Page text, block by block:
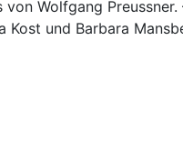
Wolfgang Preussner.
Kost und Barbara